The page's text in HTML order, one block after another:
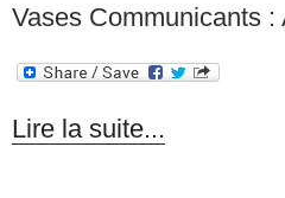
Vases Communicants :
Lire la suite...